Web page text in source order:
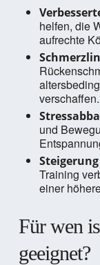
helfen, die
aufrechte
verschaffen.
und
Training
einer
Für wen
geeignet?